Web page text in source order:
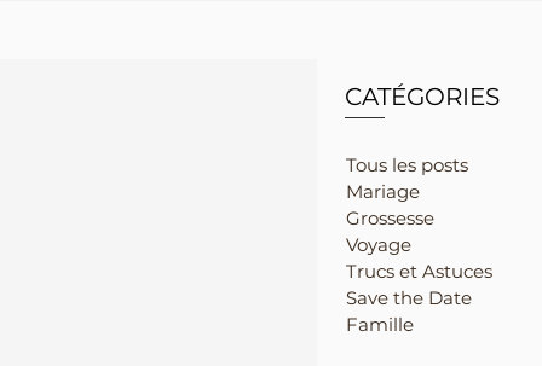
CATÉGORIES
Tous les posts
Mariage
Grossesse
Voyage
Trucs et Astuces
Save the Date
Famille